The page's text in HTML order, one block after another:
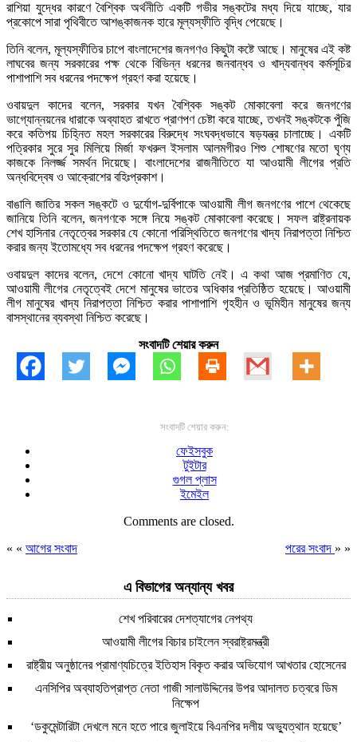
রাশিয়া যুদ্ধের কারণে বৈশ্বিক অর্থনীতি একটি গভীর সঙ্কটের মধ্য দিয়ে যাচ্ছে, যার
প্রকোপে সারা পৃথিবীতে আশঙ্কাজনক হারে মূল্যস্ফীতি বৃদ্ধি পেয়েছে।
তিনি বলেন, মূল্যস্ফীতির চাপে বাংলাদেশের জনগণও কিছুটা কষ্টে আছে। মানুষের এই কষ্ট
লাঘবের জন্য সরকারের পক্ষ থেকে বিভিন্ন ধরনের জনবান্ধব ও খাদ্যবান্ধব কর্মসূচির
পাশাপাশি সব ধরনের পদক্ষেপ গ্রহণ করা হয়েছে।
ওবায়দুল কাদের বলেন, সরকার যখন বৈশ্বিক সঙ্কট মোকাবেলা করে জনগণের
ভাগ্যোন্নয়নের ধারাকে অব্যাহত রাখতে প্রাণপণ চেষ্টা করে যাচ্ছে, তখনই সঙ্কটকে পুঁজি
করে কতিপয় চিহ্নিত মহল সরকারের বিরুদ্ধে সংঘবদ্ধভাবে ষড়যন্ত্র চালাচ্ছে। একটি
পত্রিকার সুরে সুর মিলিয়ে মির্জা ফখরুল ইসলাম আলমগীরও শিশু শোষণের মতো ঘৃণ্য
কাজকে নিলর্জ্জ সমর্থন দিয়েছে। বাংলাদেশের রাজনীতিতে যা আওয়ামী লীগের প্রতি
অন্ধবিদ্বেষ ও আক্রোশের বহিঃপ্রকাশ।
বাঙালি জাতির সকল সঙ্কটে ও দুর্যোগ-দুর্বিপাকে আওয়ামী লীগ জনগণের পাশে থেকেছে
জানিয়ে তিনি বলেন, জনগণকে সঙ্গে নিয়ে সঙ্কট মোকাবেলা করেছে। সফল রাষ্ট্রনায়ক
শেখ হাসিনার নেতৃত্বের সরকার যে কোনো পরিস্থিতিতে জনগণের খাদ্য নিরাপত্তা নিশ্চিত
করার জন্য ইতোমধ্যে সব ধরনের পদক্ষেপ গ্রহণ করেছে।
ওবায়দুল কাদের বলেন, দেশে কোনো খাদ্য ঘাটতি নেই। এ কথা আজ প্রমাণিত যে,
আওয়ামী লীগের নেতৃত্বেই দেশে মানুষের ভাতের অধিকার প্রতিষ্ঠিত হয়েছে। আওয়ামী
লীগ মানুষের খাদ্য নিরাপত্তা নিশ্চিত করার পাশাপাশি গৃহহীন ও ভূমিহীন মানুষের জন্য
বাসস্থানের ব্যবস্থা নিশ্চিত করেছে।
সংবাদটি শেয়ার করুন
সংবাদটি শেয়ার করুন:
ফেইসবুক
টুইটার
গুগল প্লাস
ইমেইল
Comments are closed.
« « আগের সংবাদ পরের সংবাদ » »
এ বিভাগের অন্যান্য খবর
শেখ পরিবারের দেশত্যাগের নেপথ্য
আওয়ামী লীগের বিচার চাইলেন স্বরাষ্ট্রমন্ত্রী
রাষ্ট্রীয় অনুষ্ঠানের প্রামাণ্যচিত্রে ইতিহাস বিকৃত করার অভিযোগ আখতার হোসেনের
এনসিপির অব্যাহতিপ্রাপ্ত নেতা গাজী সালাউদ্দিনের উপর আদালত চত্বরে ডিম
নিক্ষেপ
‘ডকুমেন্টারিটা দেখলে মনে হতে পারে জুলাইয়ে বিএনপির দলীয় অভ্যুত্থান হয়েছে’